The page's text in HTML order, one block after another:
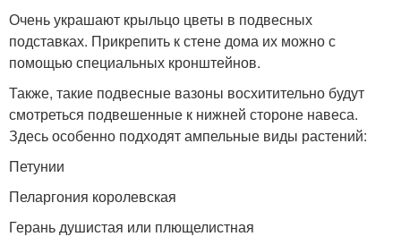
Очень украшают крыльцо цветы в подвесных
подставках. Прикрепить к стене дома их можно с
помощью специальных кронштейнов.
Также, такие подвесные вазоны восхитительно будут
смотреться подвешенные к нижней стороне навеса.
Здесь особенно подходят ампельные виды растений:
Петунии
Пеларгония королевская
Герань душистая или плющелистная